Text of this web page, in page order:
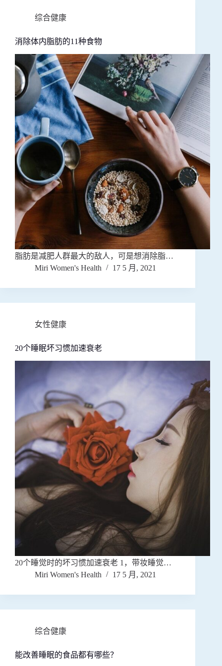
综合健康
消除体内脂肪的11种食物
脂肪是减肥人群最大的敌人，可是想消除脂…
Miri Women's Health
17 5 月, 2021
女性健康
20个睡眠坏习惯加速衰老
20个睡觉时的坏习惯加速衰老 1，带妆睡觉…
Miri Women's Health
17 5 月, 2021
综合健康
能改善睡眠的食品都有哪些？